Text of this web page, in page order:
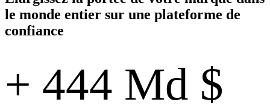
le monde entier sur une plateforme de
confiance
+ 444 Md $